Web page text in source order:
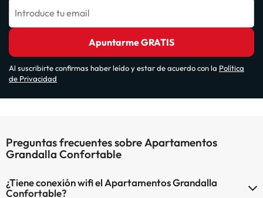
Introduce tu email
Apuntarme GRATIS
Al suscribirte confirmas haber leído y estar de acuerdo con la Política
de Privacidad
Preguntas frecuentes sobre Apartamentos
Grandalla Confortable
¿Tiene conexión wifi el Apartamentos Grandalla
Confortable?